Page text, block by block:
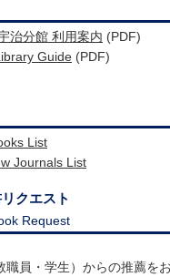
治分館 利用案内 (PDF)
Guide (PDF)
List
Journals List
クエスト
Request
職員・学生）からの推薦を